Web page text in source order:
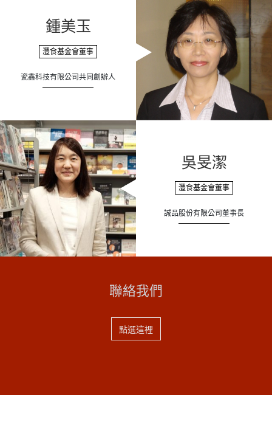
鍾美玉
灃食基金會董事
瓷鑫科技有限公司共同創辦人
吳旻潔
灃食基金會董事
誠品股份有限公司董事長
聯絡我們
點選這裡